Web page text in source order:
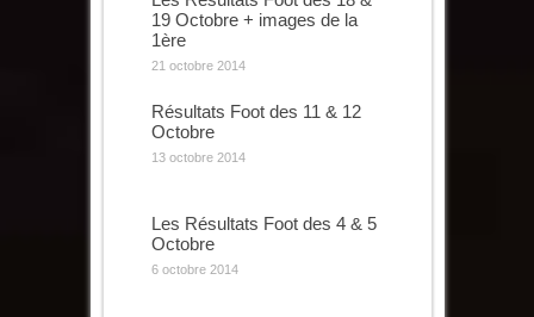
19 Octobre + images de la
1ère
21 octobre 2014
Résultats Foot des 11 & 12
Octobre
13 octobre 2014
Les Résultats Foot des 4 & 5
Octobre
6 octobre 2014